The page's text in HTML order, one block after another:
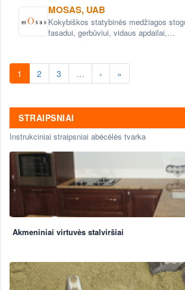
Paminklai, antkapiai.
MOSAS, UAB
Kokybiškos statybinės medžiagos
fasadui, gerbūviui, vidaus apdailai,
1 2 3 … › »
STRAIPSNIAI
Instrukciniai straipsniai abėcėlės tvarka
Akmeniniai virtuvės stalviršiai